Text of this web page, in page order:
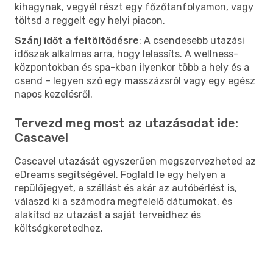
kihagynak, vegyél részt egy főzőtanfolyamon, vagy
töltsd a reggelt egy helyi piacon.
Szánj időt a feltöltődésre: A csendesebb utazási
időszak alkalmas arra, hogy lelassíts. A wellness-
központokban és spa-kban ilyenkor több a hely és a
csend – legyen szó egy masszázsról vagy egy egész
napos kezelésről.
Tervezd meg most az utazásodat ide:
Cascavel
Cascavel utazását egyszerűen megszervezheted az
eDreams segítségével. Foglald le egy helyen a
repülőjegyet, a szállást és akár az autóbérlést is,
válaszd ki a számodra megfelelő dátumokat, és
alakítsd az utazást a saját terveidhez és
költségkeretedhez.